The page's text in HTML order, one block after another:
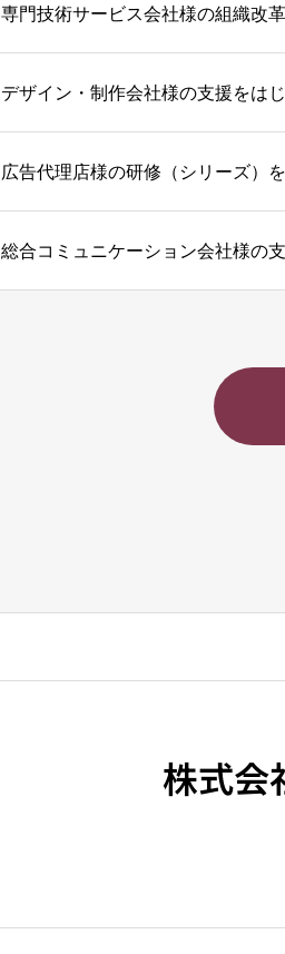
専門技術サービス会社様の組織改
デザイン・制作会社様の支援をは
広告代理店様の研修（シリーズ）
総合コミュニケーション会社様の
株式会